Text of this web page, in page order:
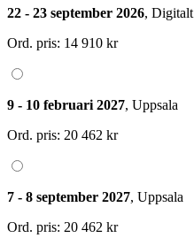
22 - 23 september 2026, Digitalt
Ord. pris: 14 910 kr
9 - 10 februari 2027, Uppsala
Ord. pris: 20 462 kr
7 - 8 september 2027, Uppsala
Ord. pris: 20 462 kr